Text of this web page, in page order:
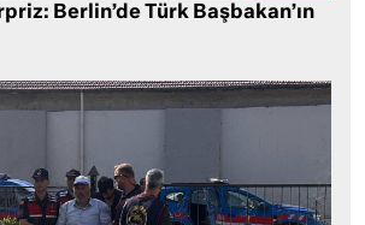
Berlin’de Türk Başbakan’ın